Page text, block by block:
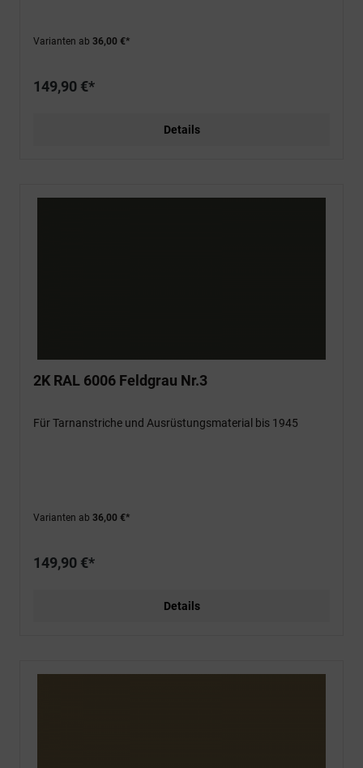
Varianten ab 36,00 €*
149,90 €*
Details
2K RAL 6006 Feldgrau Nr.3
Für Tarnanstriche und Ausrüstungsmaterial bis 1945
Varianten ab 36,00 €*
149,90 €*
Details